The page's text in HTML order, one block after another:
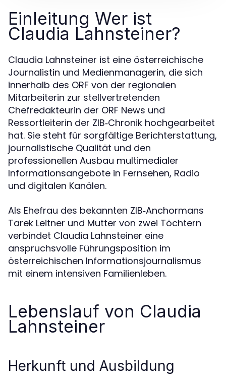
Einleitung Wer ist
Claudia Lahnsteiner?
Claudia Lahnsteiner ist eine österreichische
Journalistin und Medienmanagerin, die sich
innerhalb des ORF von der regionalen
Mitarbeiterin zur stellvertretenden
Chefredakteurin der ORF News und
Ressortleiterin der ZIB‑Chronik hochgearbeitet
hat. Sie steht für sorgfältige Berichterstattung,
journalistische Qualität und den
professionellen Ausbau multimedialer
Informationsangebote in Fernsehen, Radio
und digitalen Kanälen.
Als Ehefrau des bekannten ZIB‑Anchormans
Tarek Leitner und Mutter von zwei Töchtern
verbindet Claudia Lahnsteiner eine
anspruchsvolle Führungsposition im
österreichischen Informationsjournalismus
mit einem intensiven Familienleben.
Lebenslauf von Claudia
Lahnsteiner
Herkunft und Ausbildung